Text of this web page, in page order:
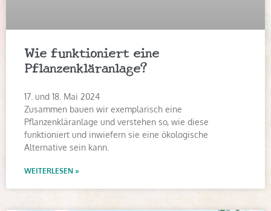
Wie funktioniert eine
Pflanzenkläranlage?
17. und 18. Mai 2024
Zusammen bauen wir exemplarisch eine
Pflanzenkläranlage und verstehen so, wie diese
funktioniert und inwiefern sie eine ökologische
Alternative sein kann.
WEITERLESEN »